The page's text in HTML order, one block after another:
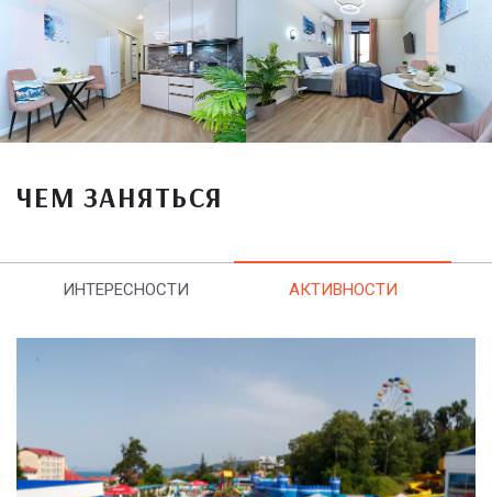
ЧЕМ ЗАНЯТЬСЯ
ИНТЕРЕСНОСТИ АКТИВНОСТИ